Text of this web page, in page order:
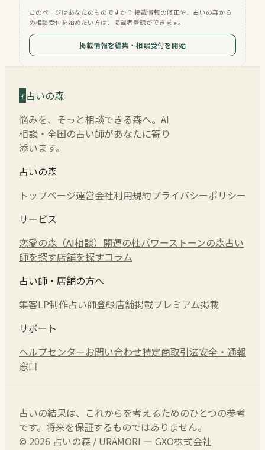
このページはあなたのものですか？ 掲載情報の修正や、占いの森から
の相談受付を始めたい方は、掲載者登録ができます。
掲載情報を編集・相談受付を開始
占いの森
悩みを、そっと相談できる森へ。AI
相談・全国の占い師があなたに寄り
添います。
占いの森
トップページ運営会社利用規約プライバシーポリシー
サービス
恋愛の森（AI相談） 開運の杜パワーストーンの森占い
師を探す店舗を探すコラム
占い師・店舗の方へ
集客LP制作占い師登録店舗掲載プレミアム掲載
サポート
ヘルプセンターお問い合わせ特定商取引法安全・通報
窓口
占いの結果は、これからを考えるためのひとつの参考
です。将来を保証するものではありません。
© 2026 占いの森 / URAMORI — GXO株式会社